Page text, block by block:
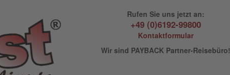
Rufen Sie uns jetzt an:
+49 (0)6192-99800
Kontaktformular
Wir sind PAYBACK Partner-Reisebüro!